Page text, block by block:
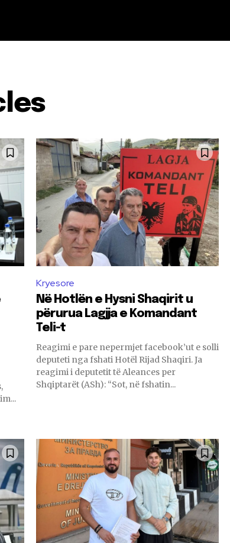
Kryesore
Në Hotlën e Hysni Shaqirit u
përurua Lagjja e Komandant
Teli-t
Reagimi e pare nepermjet facebook’ut e solli
deputeti nga fshati Hotël Rijad Shaqiri. Ja
reagimi i deputetit të Aleances per
Shqiptarët (ASh): “Sot, në fshatin...